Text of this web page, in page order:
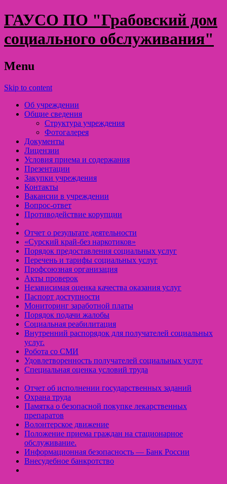
ГАУСО ПО "Грабовский дом
социального обслуживания"
Menu
Skip to content
Об учреждении
Общие сведения
Структура учреждения
Фотогалерея
Документы
Лицензии
Условия приема и содержания
Презентации
Закупки учреждения
Контакты
Вакансии в учреждении
Вопрос-ответ
Противодействие корупции
Отчет о результате деятельности
«Cурский край-без наркотиков»
Порядок предоставления социальных услуг
Перечень и тарифы социальных услуг
Профсоюзная организация
Акты проверок
Независимая оценка качества оказания услуг
Паспорт доступности
Мониторинг заработной платы
Порядок подачи жалобы
Социальная реабилитация
Внутренний распорядок для получателей социальных
услуг.
Робота со СМИ
Удовлетворенность получателей социальных услуг
Специальная оценка условий труда
Отчет об исполнении государственных заданий
Охрана труда
Памятка о безопасной покупке лекарственных
препаратов
Волонтерское движение
Положение приема граждан на стационарное
обслуживание.
Информационная безопасность — Банк России
Внесудебное банкротство